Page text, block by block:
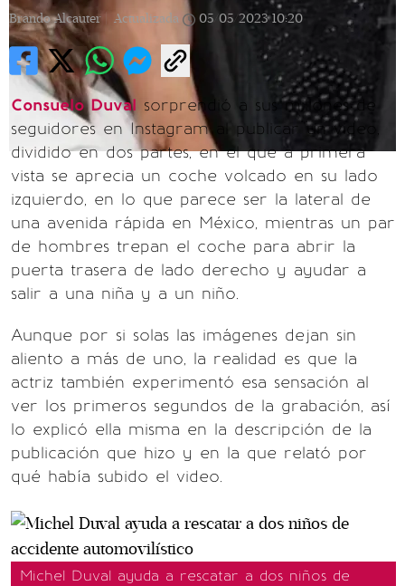
Brando Alcauter |
Actualizada 05/05/2023 10:20
Consuelo Duval sorprendió a sus millones de
seguidores en Instagram al publicar un video,
dividido en dos partes, en el que a primera
vista se aprecia un coche volcado en su lado
izquierdo, en lo que parece ser la lateral de
una avenida rápida en México, mientras un par
de hombres trepan el coche para abrir la
puerta trasera de lado derecho y ayudar a
salir a una niña y a un niño.
Aunque por si solas las imágenes dejan sin
aliento a más de uno, la realidad es que la
actriz también experimentó esa sensación al
ver los primeros segundos de la grabación, así
lo explicó ella misma en la descripción de la
publicación que hizo y en la que relató por
qué había subido el video.
Michel Duval ayuda a rescatar a dos niños de